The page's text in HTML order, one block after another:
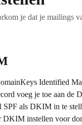
je dat je mailings
Identified
voeg je toe aan de
SPF als DKIM in te